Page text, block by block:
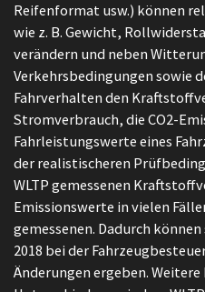
Reifenformat usw.) können
wie z. B. Gewicht,
verändern und neben
Verkehrsbedingungen sowie
Fahrverhalten den
Stromverbrauch, die CO2-
Fahrleistungswerte eines
der realistischeren
WLTP gemessenen
Emissionswerte in vielen
gemessenen. Dadurch
2018 bei der
Änderungen ergeben.